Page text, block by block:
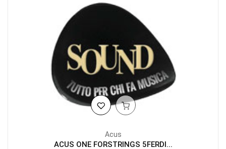
Acus
ACUS ONE FORSTRINGS 5FERDI...